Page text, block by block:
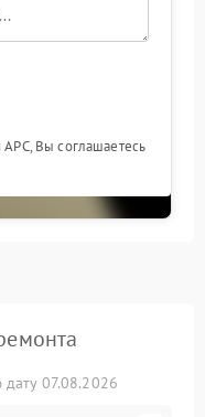
Вы соглашаетесь
07.08.2026